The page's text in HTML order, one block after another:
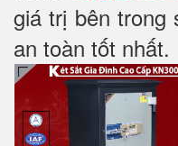
giá trị bên trong
an toàn tốt nhất.